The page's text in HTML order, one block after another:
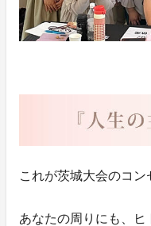
これが茨城大会のコン
あなたの周りにも、